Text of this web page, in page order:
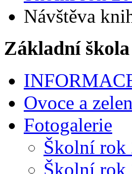
Návštěva
Základní škola
Ovoce a
Fotogalerie
Školní rok
Školní rok